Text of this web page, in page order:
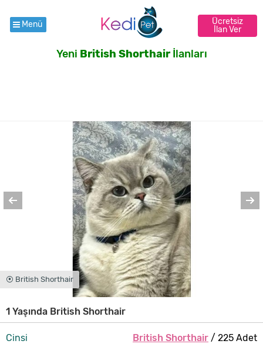
Menü
Ücretsiz
İlan Ver
Yeni British Shorthairİlanları
⦿ British Shorthair
1 Yaşında British Shorthair
Cinsi British Shorthair/ 225 Adet